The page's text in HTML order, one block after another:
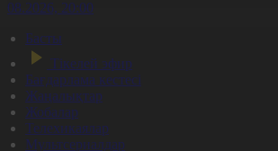
20:00
Басты
Тікелей эфир
Бағдарлама кестесі
Жаңалықтар
Жобалар
Телехикаялар
Мультсериалдар